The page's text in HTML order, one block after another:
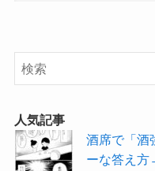
人気記事
酒席で「酒
ーな答え方